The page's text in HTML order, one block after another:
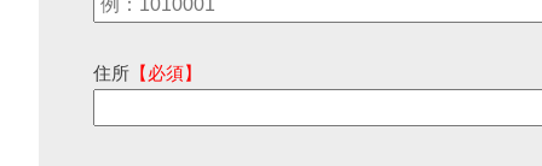
住所 【必須】